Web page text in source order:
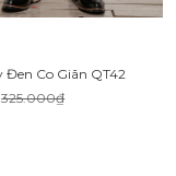
Đen Co Giãn QT42
325.000₫